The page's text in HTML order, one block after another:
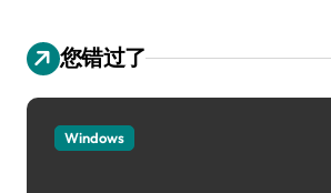
您错过了
Windows